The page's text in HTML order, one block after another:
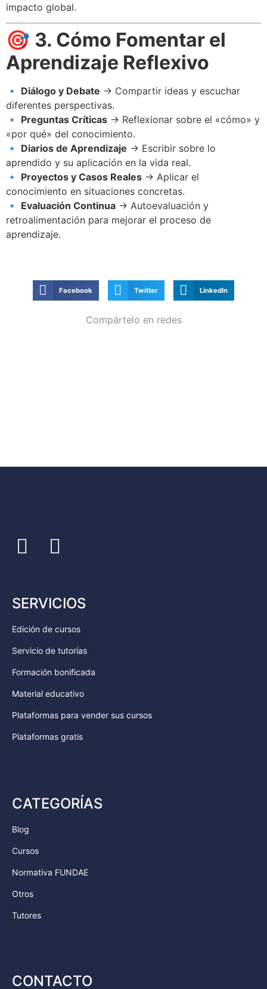
impacto global.
🎯 3. Cómo Fomentar el
Aprendizaje Reflexivo
🔹 Diálogo y Debate → Compartir ideas y escuchar
diferentes perspectivas.
🔹 Preguntas Críticas → Reflexionar sobre el «cómo» y
«por qué» del conocimiento.
🔹 Diarios de Aprendizaje → Escribir sobre lo
aprendido y su aplicación en la vida real.
🔹 Proyectos y Casos Reales → Aplicar el
conocimiento en situaciones concretas.
🔹 Evaluación Continua → Autoevaluación y
retroalimentación para mejorar el proceso de
aprendizaje.
Facebook Twitter LinkedIn
Compártelo en redes
SERVICIOS
Edición de cursos
Servicio de tutorías
Formación bonificada
Material educativo
Plataformas para vender sus cursos
Plataformas gratis
CATEGORÍAS
Blog
Cursos
Normativa FUNDAE
Otros
Tutores
CONTACTO